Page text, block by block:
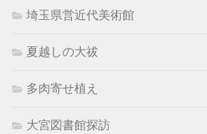
埼玉県営近代美術館
夏越しの大祓
多肉寄せ植え
大宮図書館探訪